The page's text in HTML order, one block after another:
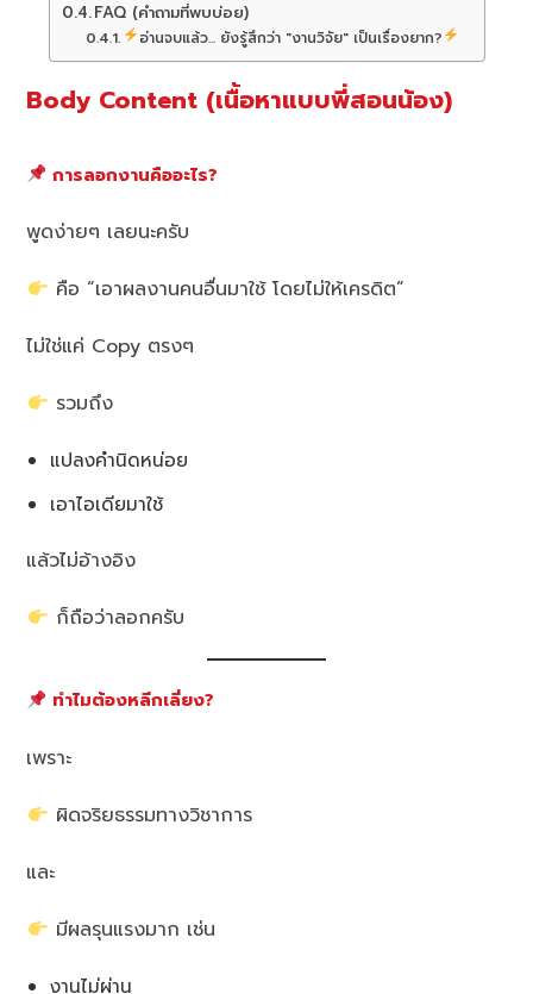
FAQ (คำถามที่พบบ่อย)
อ่านจบแล้ว... ยังรู้สึกว่า "งานวิจัย" เป็นเรื่องยาก?
Body Content (เนื้อหาแบบพี่สอนน้อง)
การลอกงานคืออะไร?
พูดง่ายๆ เลยนะครับ
คือ “เอาผลงานคนอื่นมาใช้ โดยไม่ให้เครดิต”
ไม่ใช่แค่ Copy ตรงๆ
รวมถึง
แปลงคำนิดหน่อย
เอาไอเดียมาใช้
แล้วไม่อ้างอิง
ก็ถือว่าลอกครับ
ทำไมต้องหลีกเลี่ยง?
เพราะ
ผิดจริยธรรมทางวิชาการ
และ
มีผลรุนแรงมาก เช่น
งานไม่ผ่าน